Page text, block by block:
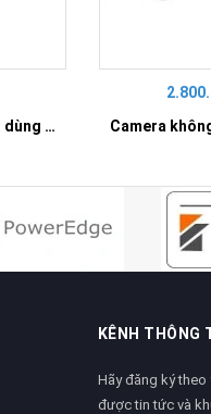
Camera không dây quay quét dùng pin 4G 2K CS-EB8-R100-1K3FL4GA
KÊNH THÔNG
Hãy đăng ký
được tin tức và